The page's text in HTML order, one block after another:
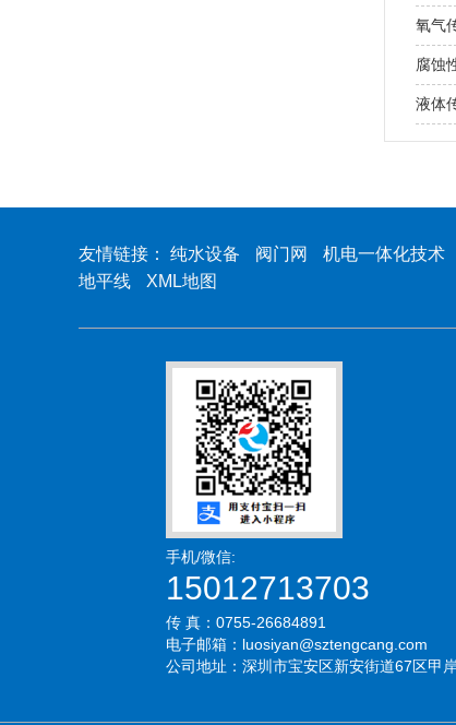
氧气
腐蚀
液体
友情链接： 纯水设备 阀门网 机电一体化技术
地平线
XML地图
手机/微信:
15012713703
传 真：0755-26684891
电子邮箱：luosiyan@sztengcang.com
公司地址：深圳市宝安区新安街道67区甲